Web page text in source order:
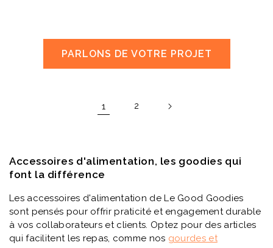
PARLONS DE VOTRE PROJET
1 2
Accessoires d'alimentation, les goodies qui
font la différence
Les accessoires d'alimentation de Le Good Goodies
sont pensés pour offrir praticité et engagement durable
à vos collaborateurs et clients. Optez pour des articles
qui facilitent les repas, comme nos gourdeset